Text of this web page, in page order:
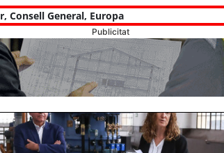
, Consell General, Europa
Publicitat